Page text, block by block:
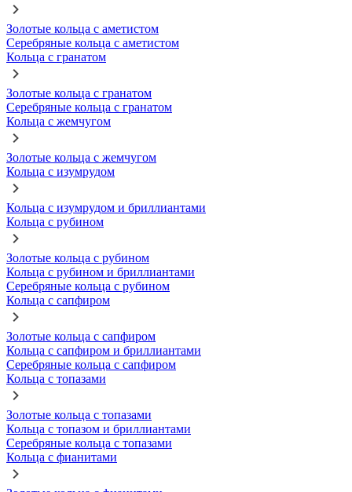
Золотые кольца с аметистом
Серебряные кольца с аметистом
Кольца с гранатом
Золотые кольца с гранатом
Серебряные кольца с гранатом
Кольца с жемчугом
Золотые кольца с жемчугом
Кольца с изумрудом
Кольца с изумрудом и бриллиантами
Кольца с рубином
Золотые кольца с рубином
Кольца с рубином и бриллиантами
Серебряные кольца с рубином
Кольца с сапфиром
Золотые кольца с сапфиром
Кольца с сапфиром и бриллиантами
Серебряные кольца с сапфиром
Кольца с топазами
Золотые кольца с топазами
Кольца с топазом и бриллиантами
Серебряные кольца с топазами
Кольца с фианитами